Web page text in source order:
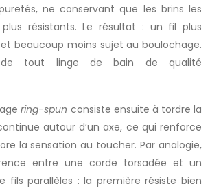
ne conservant que les brins les
résistants. Le résultat : un fil plus
beaucoup moins sujet au boulochage.
tout linge de bain de qualité
ring-spun consiste ensuite à tordre la
autour d’un axe, ce qui renforce
la sensation au toucher. Par analogie,
entre une corde torsadée et un
fils parallèles : la première résiste bien